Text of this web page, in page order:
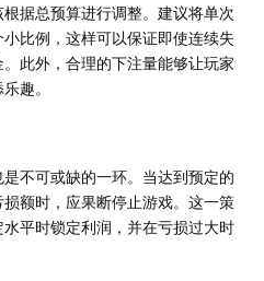
据总预算进行调整。建议将单次
比例，这样可以保证即使连续失
此外，合理的下注量能够让玩家
趣。
不可或缺的一环。当达到预定的
额时，应果断停止游戏。这一策
平时锁定利润，并在亏损过大时